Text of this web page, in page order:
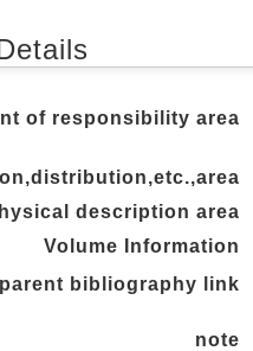
of responsibility area
description area
Volume Information
parent bibliography link
note